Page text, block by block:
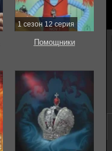
1 сезон 12 серия
Помощники